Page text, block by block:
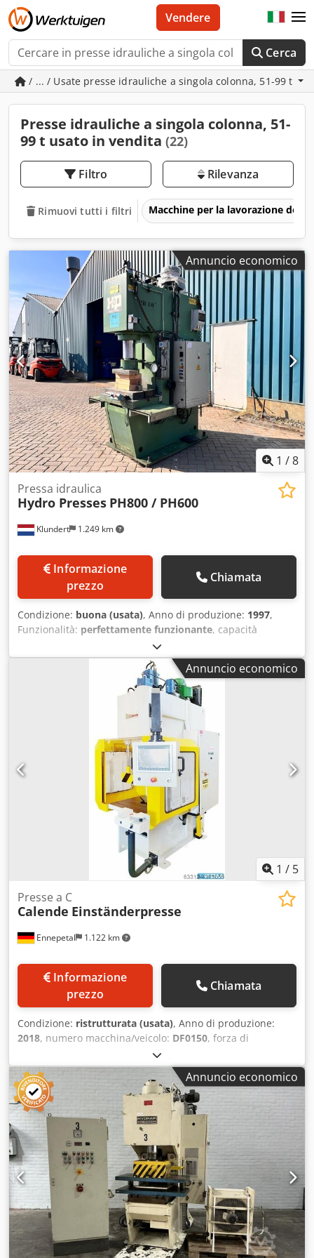
Cerca
Vendere
/ ... / Usate presse idrauliche a singola colonna, 51-99 t
Presse idrauliche a singola colonna, 51-
99 t usato in vendita (22)
Filtro Rilevanza
Rimuovi tutti i filtri Macchine per la lavorazione del
Annuncio economico
1 /8
Klundert 1.249 km
Pressa idraulica
Hydro Presses PH800 / PH600
prezzo
Chiamata
Condizione: buona (usata), Anno di produzione: 1997,
Funzionalità: perfettamente funzionante, capacità
, pressione:
1991-1997 Djdpfx Aiowhcmpe Eock Presse con capacità da
60 tonnellate a 80 tonnellate Marca: Hydro-Presses 2 unità
con forza di 60 tonnellate PH600 Corsa del cilindro
idraulico: 600 mm Forza massima del cilindro idraulico: 60
tonnellate a 300 bar 5 unità con forza di 80 tonnellate
PH800 Corsa del cilindro idraulico: 600 mm Forza massima
del cilindro idraulico: 80 tonnellate a 300 bar
Annuncio economico
1 / 5
Ennepetal 1.122 km
Presse a C
Calende Einständerpresse
prezzo
Chiamata
Condizione: ristrutturata (usata), Anno di produzione:
2018, numero macchina/veicolo: DF0150, forza di
, Presse a colonna singola – Produttore
Calende – 63 t – Presse a C – Piano di lavoro 750 × 600 mm
In vendita una robusta pressa idraulica a colonna singola
(struttura a C) del produttore Calende, con una forza di
pressatura di 63 t. La macchina offre elevate velocità di
movimento, un moderno sistema di controllo Siemens,
nonché un design compatto ed è ideale per operazioni di
assemblaggio, raddrizzatura e inserimento in ambito
industriale. ===== Dati tecnici e informazioni: Presse a
colonna singola Calende – 63 t – Presse a C ==== Dati
generali - Produttore: Calende - Modello: Presse a colonna
singola - Tipo di costruzione: Presse a struttura a C /
Presse a colonna singola - Forza di pressatura: 63 t - Peso
della macchina: circa 5,1 t - Dimensioni (L × L × A): circa
Annuncio economico